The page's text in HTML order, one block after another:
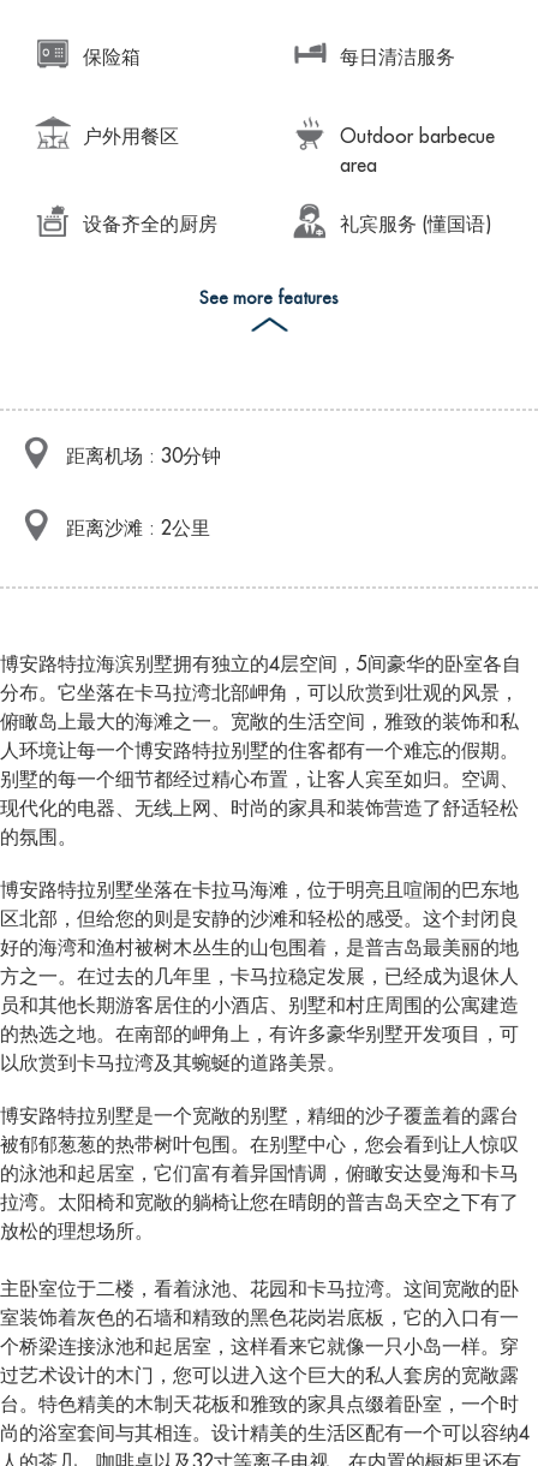
保险箱 每日清洁服务
户外用餐区
Outdoor barbecue
area
设备齐全的厨房 礼宾服务 (懂国语)
See more features
距离机场 : 30分钟
距离沙滩 : 2公里
博安路特拉海滨别墅拥有独立的4层空间，5间豪华的卧室各自
分布。它坐落在卡马拉湾北部岬角，可以欣赏到壮观的风景，
俯瞰岛上最大的海滩之一。宽敞的生活空间，雅致的装饰和私
人环境让每一个博安路特拉别墅的住客都有一个难忘的假期。
别墅的每一个细节都经过精心布置，让客人宾至如归。空调、
现代化的电器、无线上网、时尚的家具和装饰营造了舒适轻松
的氛围。
博安路特拉别墅坐落在卡拉马海滩，位于明亮且喧闹的巴东地
区北部，但给您的则是安静的沙滩和轻松的感受。这个封闭良
好的海湾和渔村被树木丛生的山包围着，是普吉岛最美丽的地
方之一。在过去的几年里，卡马拉稳定发展，已经成为退休人
员和其他长期游客居住的小酒店、别墅和村庄周围的公寓建造
的热选之地。在南部的岬角上，有许多豪华别墅开发项目，可
以欣赏到卡马拉湾及其蜿蜒的道路美景。
博安路特拉别墅是一个宽敞的别墅，精细的沙子覆盖着的露台
被郁郁葱葱的热带树叶包围。在别墅中心，您会看到让人惊叹
的泳池和起居室，它们富有着异国情调，俯瞰安达曼海和卡马
拉湾。太阳椅和宽敞的躺椅让您在晴朗的普吉岛天空之下有了
放松的理想场所。
主卧室位于二楼，看着泳池、花园和卡马拉湾。这间宽敞的卧
室装饰着灰色的石墙和精致的黑色花岗岩底板，它的入口有一
个桥梁连接泳池和起居室，这样看来它就像一只小岛一样。穿
过艺术设计的木门，您可以进入这个巨大的私人套房的宽敞露
台。特色精美的木制天花板和雅致的家具点缀着卧室，一个时
尚的浴室套间与其相连。设计精美的生活区配有一个可以容纳4
人的茶几、咖啡桌以及32寸等离子电视。在内置的橱柜里还有